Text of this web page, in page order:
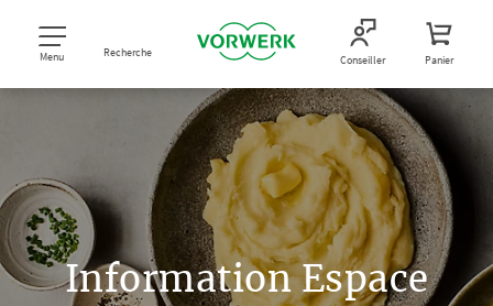
Menu Recherche Conseiller Panier
Information Espace